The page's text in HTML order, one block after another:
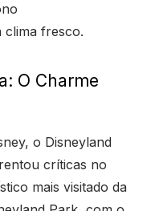
fresco.
O Charme
o Disneyland
críticas no
mais visitado da